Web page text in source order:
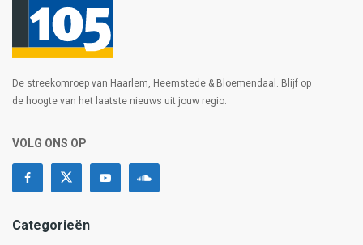
De streekomroep van Haarlem, Heemstede & Bloemendaal. Blijf op
de hoogte van het laatste nieuws uit jouw regio.
VOLG ONS OP
Categorieën